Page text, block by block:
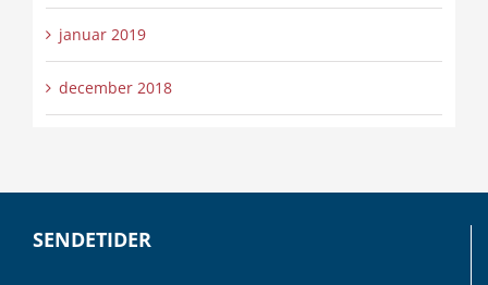
januar 2019
december 2018
SENDETIDER